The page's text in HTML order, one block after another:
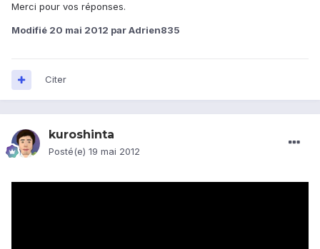
Merci pour vos réponses.
Modifié 20 mai 2012 par Adrien835
Citer
kuroshinta
Posté(e) 19 mai 2012